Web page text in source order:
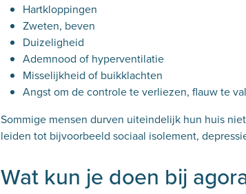
Hartkloppingen
Zweten, beven
Duizeligheid
Ademnood of hyperventilatie
Misselijkheid of buikklachten
Angst om de controle te verliezen, flauw te
Sommige mensen durven uiteindelijk hun huis
leiden tot bijvoorbeeld sociaal isolement,
Wat kun je doen bij